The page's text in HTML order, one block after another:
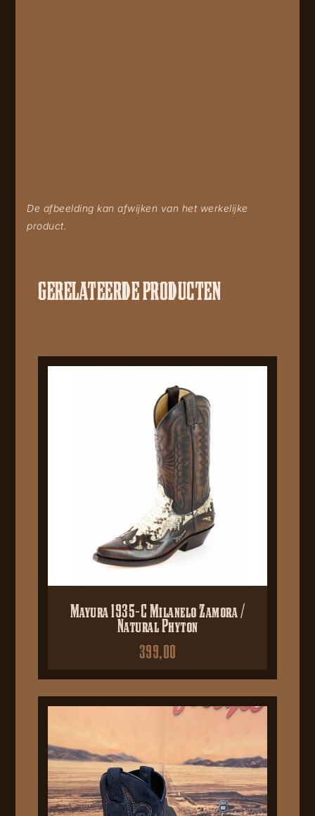
De afbeelding kan afwijken van het werkelijke
product.
GERELATEERDE PRODUCTEN
Mayura 1935-C Milanelo Zamora /
Natural Phyton
399,00